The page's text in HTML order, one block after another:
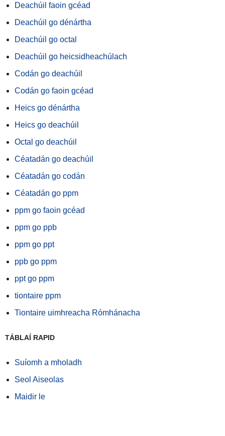
Deachúil faoin gcéad
Deachúil go dénártha
Deachúil go octal
Deachúil go heicsidheachúlach
Codán go deachúil
Codán go faoin gcéad
Heics go dénártha
Heics go deachúil
Octal go deachúil
Céatadán go deachúil
Céatadán go codán
Céatadán go ppm
ppm go faoin gcéad
ppm go ppb
ppm go ppt
ppb go ppm
ppt go ppm
tiontaire ppm
Tiontaire uimhreacha Rómhánacha
TÁBLAÍ RAPID
Suíomh a mholadh
Seol Aiseolas
Maidir le